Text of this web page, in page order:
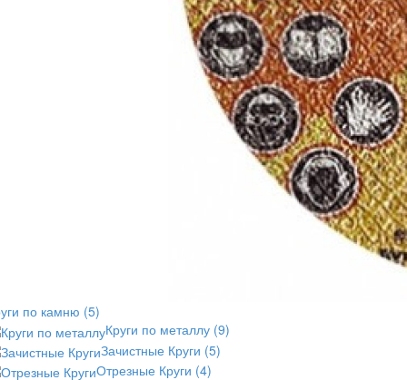
по камню (5)
Круги по металлу (9)
Зачистные Круги (5)
Отрезные Круги (4)